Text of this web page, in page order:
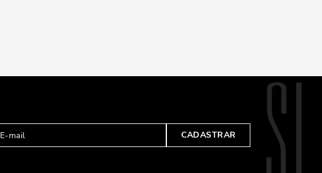
CADASTRAR